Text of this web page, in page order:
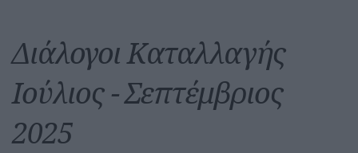
Διάλογοι Καταλλαγής
Ιούλιος - Σεπτέμβριος
2025